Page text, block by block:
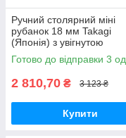
Ручний столярний міні
рубанок 18 мм Takagi
(Японія) з увігнутою
підошвою
Готово до відправки 3 од.
2 810,70 ₴ 3 123 ₴
Купити